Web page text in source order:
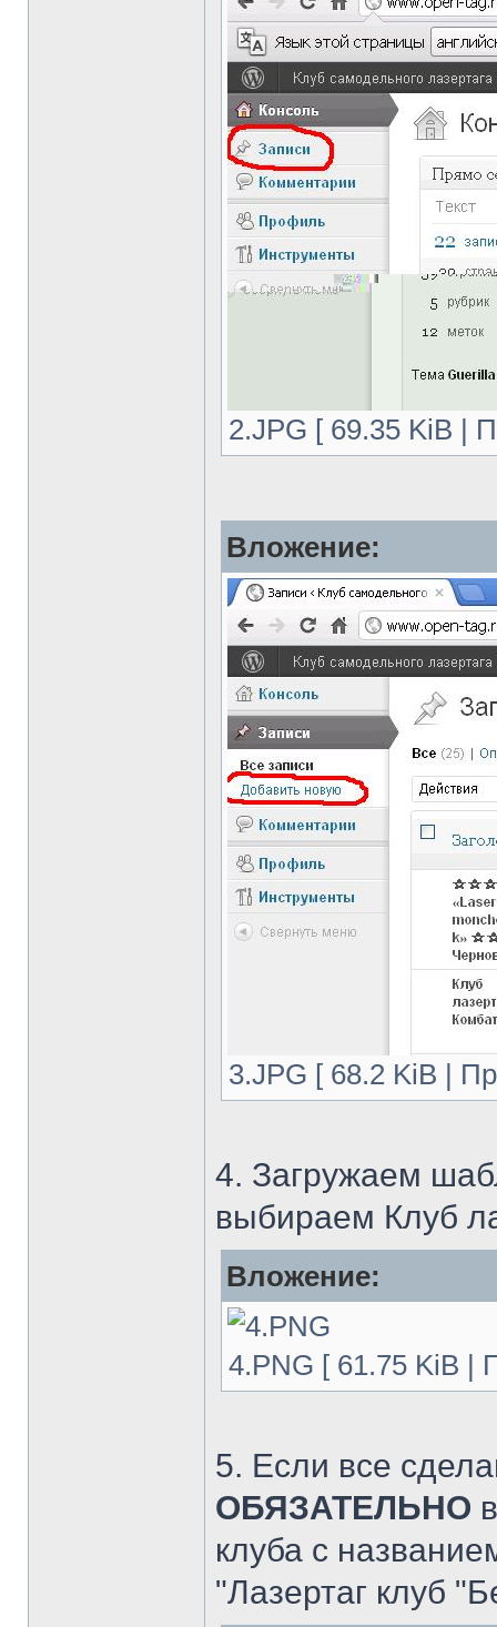
2.JPG [ 69.35 KiB |
Вложение:
3.JPG [ 68.2 KiB |
4. Загружаем
выбираем Клуб
Вложение:
4.PNG [ 61.75 KiB |
5. Если все
ОБЯЗАТЕЛЬНО
клуба с
"Лазертаг клуб